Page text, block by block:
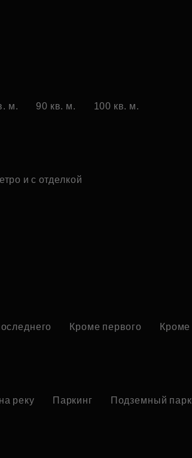
м. 90 кв. м. 100 кв. м.
и с отделкой
Кроме первого Кроме
реку Паркинг Подземный